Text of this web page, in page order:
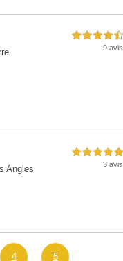
4,5 étoiles sur 5
9 avis
Angles
5,0 étoiles sur 5
3 avis
4 5